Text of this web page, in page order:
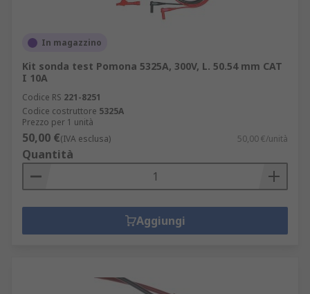
In magazzino
Kit sonda test Pomona 5325A, 300V, L. 50.54 mm CAT
I 10A
Codice RS 221-8251
Codice costruttore 5325A
Prezzo per 1 unità
50,00 €(IVA esclusa) 50,00 €/unità
Quantità
Aggiungi